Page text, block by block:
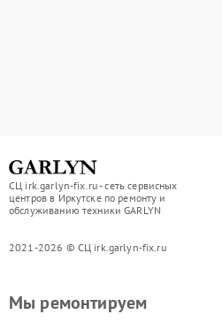
СЦ irk.garlyn-fix.ru - сеть сервисных
центров в Иркутске по ремонту и
обслуживанию техники GARLYN
2021-2026 © СЦ irk.garlyn-fix.ru
Мы ремонтируем